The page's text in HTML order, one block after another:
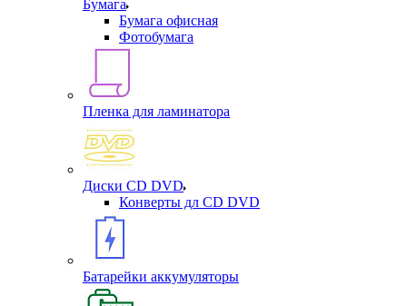
Бумага
Бумага офисная
Фотобумага
Пленка для ламинатора
Диски CD DVD
Конверты дл CD DVD
Батарейки аккумуляторы